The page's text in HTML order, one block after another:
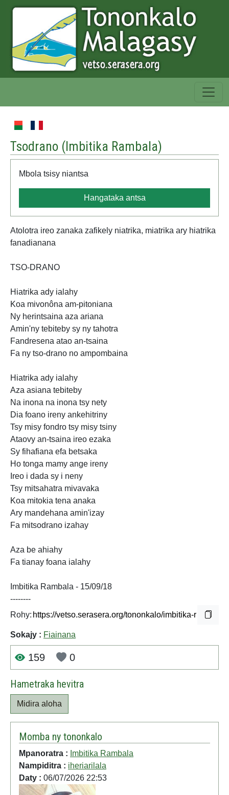
Tsodrano ( Imbitika Rambala)
Mbola tsisy niantsa
Hangataka antsa
Atolotra ireo zanaka zafikely niatrika, miatrika ary hiatrika
fanadianana
TSO-DRANO
Hiatrika ady ialahy
Koa mivonôna am-pitoniana
Ny herintsaina aza ariana
Amin'ny tebiteby sy ny tahotra
Fandresena atao an-tsaina
Fa ny tso-drano no ampombaina
Hiatrika ady ialahy
Aza asiana tebiteby
Na inona na inona tsy nety
Dia foano ireny ankehitriny
Tsy misy fondro tsy misy tsiny
Ataovy an-tsaina ireo ezaka
Sy fihafiana efa betsaka
Ho tonga mamy ange ireny
Ireo i dada sy i neny
Tsy mitsahatra mivavaka
Koa mitokia tena anaka
Ary mandehana amin'izay
Fa mitsodrano izahay
Aza be ahiahy
Fa tianay foana ialahy
Imbitika Rambala - 15/09/18
--------
Rohy:
Sokajy : Fiainana
159 0
Hametraka hevitra
Midira aloha
Momba ny tononkalo
Mpanoratra : Imbitika Rambala
Nampiditra : iheriarilala
Daty : 06/07/2026 22:53